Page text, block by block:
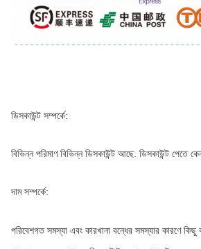
ডিসকাউন্ট সম্পর্কে:
বিভিন্ন পরিমাণ বিভিন্ন ডিসকাউন্ট আছে. ডিসকাউন্ট পেতে
দাম সম্পর্কে:
পরিবেশগত সমস্যা এবং কারখানা বন্ধের সমস্যার কারণে কিছু